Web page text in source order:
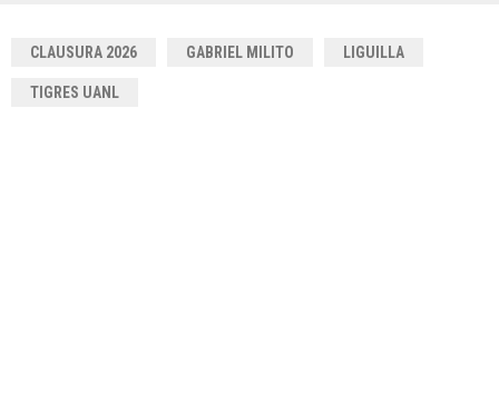
CLAUSURA 2026 GABRIEL MILITO LIGUILLA
TIGRES UANL